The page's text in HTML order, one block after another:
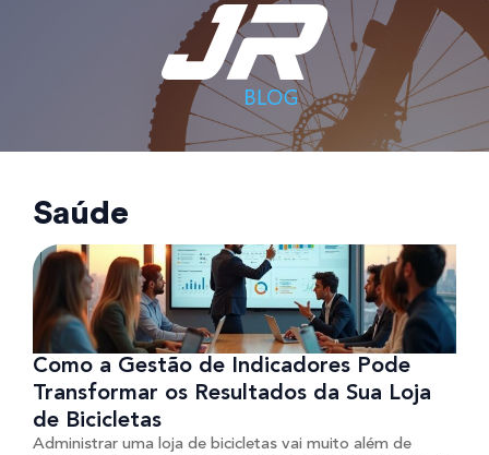
Saúde
Como a Gestão de Indicadores Pode
Transformar os Resultados da Sua Loja
de Bicicletas
Administrar uma loja de bicicletas vai muito além de